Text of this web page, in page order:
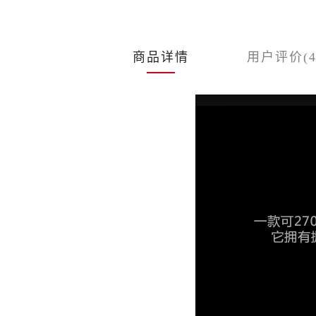
商品详情 用户评价